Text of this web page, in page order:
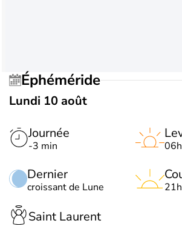
Éphéméride
Lundi 10 août
Journée
-3 min
Dernier
croissant de Lune
Saint Laurent